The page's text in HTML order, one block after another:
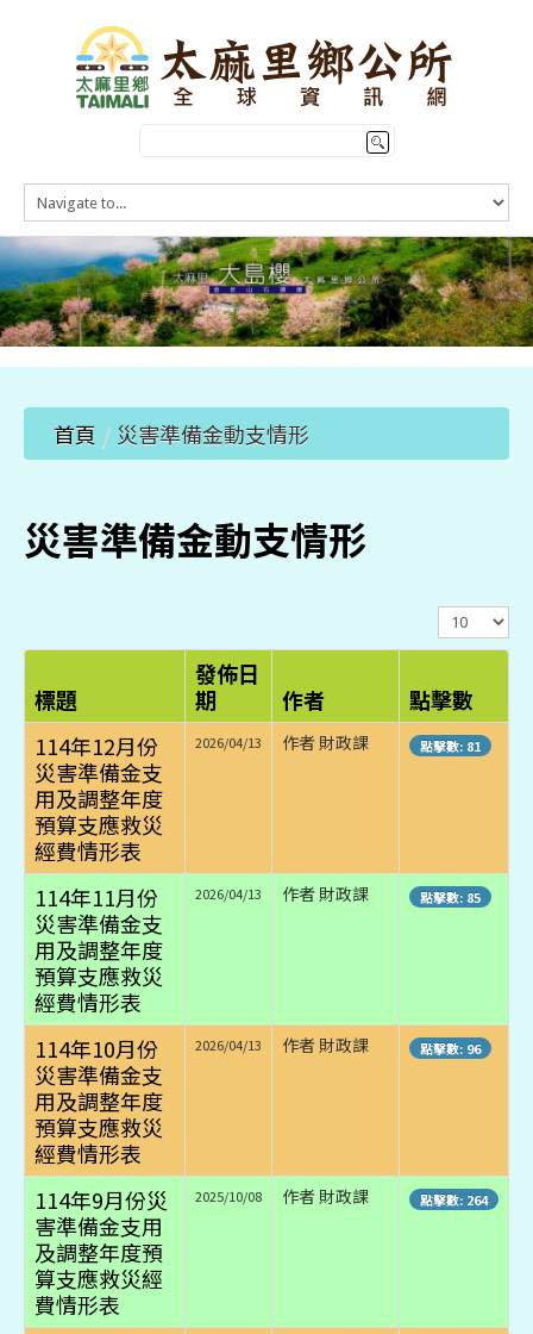
HOME
訊息公告
本鄉簡介
公所介紹
觀光導覽
便民服務
首頁 / 災害準備金動支情形
災害準備金動支情形
顯
示
數
標題
發佈日
期
作者
點擊數
114年12月份
災害準備金支
用及調整年度
預算支應救災
經費情形表
2026/04/13 作者 財政課 點擊數: 81
114年11月份
災害準備金支
用及調整年度
預算支應救災
經費情形表
2026/04/13 作者 財政課 點擊數: 85
114年10月份
災害準備金支
用及調整年度
預算支應救災
經費情形表
2026/04/13 作者 財政課 點擊數: 96
114年9月份災
害準備金支用
及調整年度預
算支應救災經
費情形表
2025/10/08 作者 財政課 點擊數: 264